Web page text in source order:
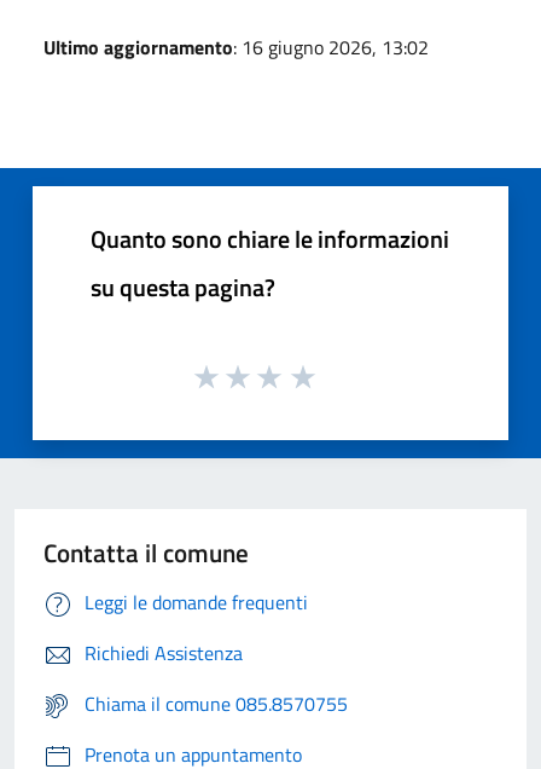
Ultimo aggiornamento: 16 giugno 2026, 13:02
Quanto sono chiare le informazioni
su questa pagina?
Contatta il comune
Leggi le domande frequenti
Richiedi Assistenza
Chiama il comune 085.8570755
Prenota un appuntamento